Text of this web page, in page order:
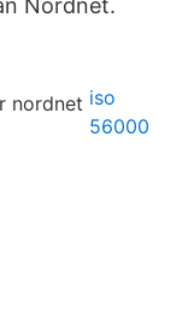
Nordnet.
iso
56000